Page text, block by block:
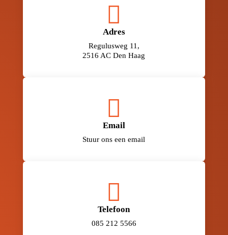

Adres
Regulusweg 11,
2516 AC Den Haag

Email
Stuur ons een email

Telefoon
085 212 5566